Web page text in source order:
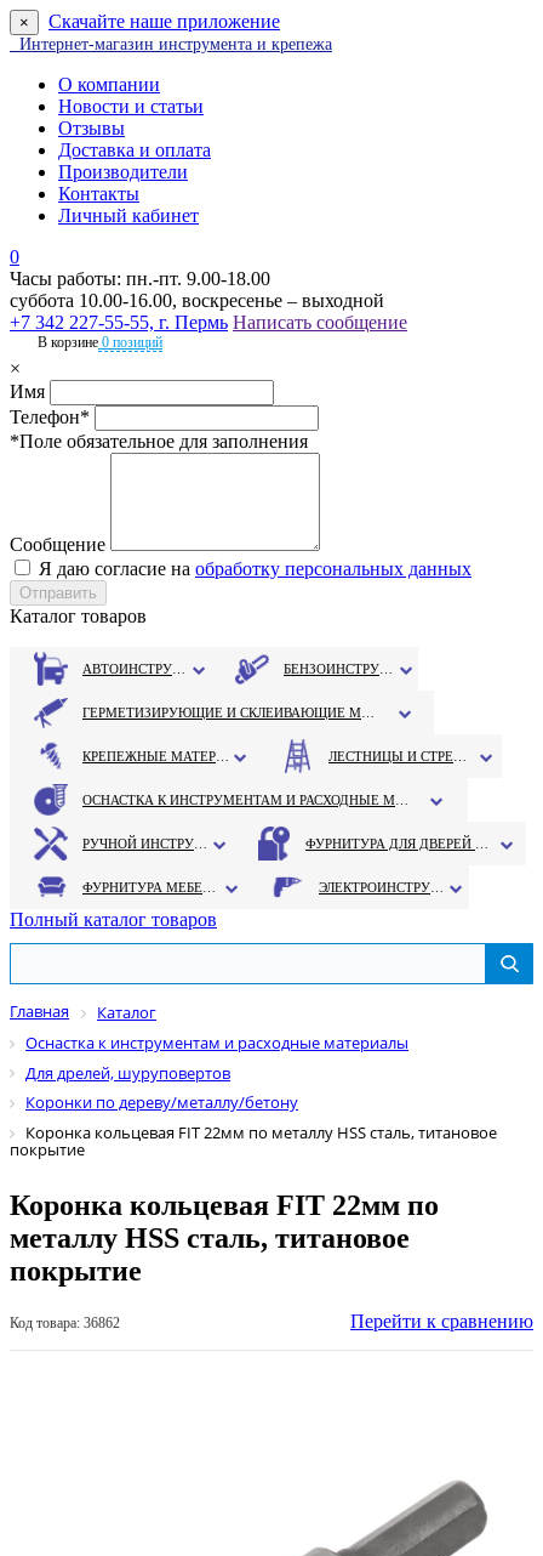
× Скачайте наше приложение
Интернет-магазин инструмента и крепежа
О компании
Новости и статьи
Отзывы
Доставка и оплата
Производители
Контакты
Личный кабинет
0
Часы работы: пн.-пт. 9.00-18.00
суббота 10.00-16.00, воскресенье – выходной
+7 342 227-55-55, г. Пермь Написать сообщение
В корзине 0 позиций
×
Имя
Телефон*
*Поле обязательное для заполнения
Сообщение
Я даю согласие на обработку персональных данных
Каталог товаров
Полный каталог товаров
Главная
Каталог
Оснастка к инструментам и расходные материалы
Для дрелей, шуруповертов
Коронки по дереву/металлу/бетону
Коронка кольцевая FIT 22мм по металлу HSS сталь, титановое
покрытие
Коронка кольцевая FIT 22мм по
металлу HSS сталь, титановое
покрытие
Код товара: 36862 Перейти к сравнению